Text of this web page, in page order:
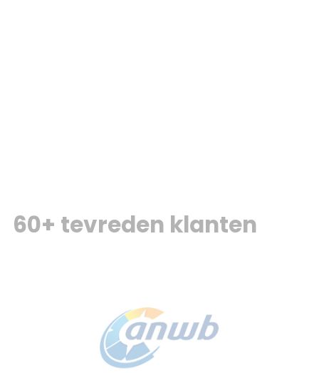
60+ tevreden klanten